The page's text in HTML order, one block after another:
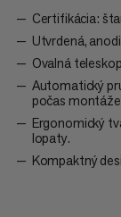
Certifikácia:
Utvrdená,
Ovalná
Automatický
počas montáže
Ergonomický
lopaty.
Kompaktný